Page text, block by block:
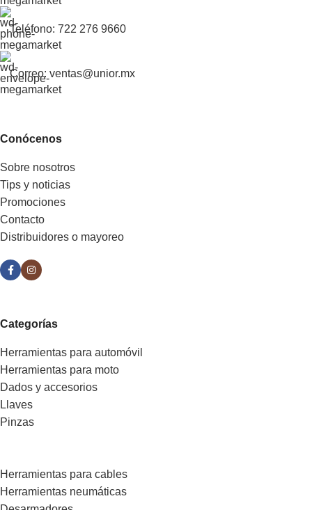
Teléfono: 722 276 9660
Correo: ventas@unior.mx
Conócenos
Sobre nosotros
Tips y noticias
Promociones
Contacto
Distribuidores o mayoreo
Categorías
Herramientas para automóvil
Herramientas para moto
Dados y accesorios
Llaves
Pinzas
Herramientas para cables
Herramientas neumáticas